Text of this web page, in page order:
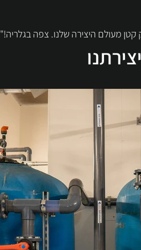
מעולם היצירה שלנו. צפה בגלריה!"